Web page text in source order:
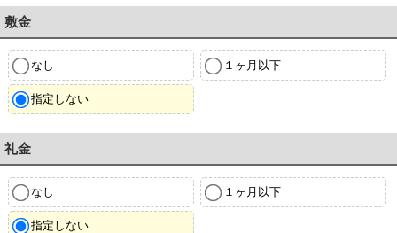
敷金
なし １ヶ月以下
指定しない
礼金
なし １ヶ月以下
指定しない